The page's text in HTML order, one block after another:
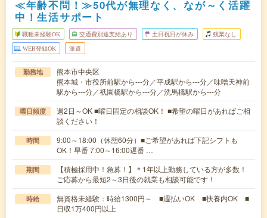
≪年齢不問！≫50代が無理なく、なが～く活躍
中！生活サポート
職種未経験OK 交通費別途支給あり 土日祝日が休み 残業なし
WEB登録OK 派遣
勤務地
熊本市中央区
熊本城・市役所前駅から---分／平成駅から---分／味噌天神前
駅から---分／祇園橋駅から---分／洗馬橋駅から---分
曜日頻度
週2日～OK ■曜日固定の相談OK！ ■希望の曜日があればご相
談ください！
時間
9:00～18:00（休憩60分）■ご希望があれば下記シフトも
OK！早番 7:00～16:00遅番 …
期間
【積極採用中！急募！】＊1年以上勤務している方が多数！
ご応募から最短2～3日後の就業も相談可能です！
時給
無資格未経験：時給1300円～ ■週払いOK ■扶養内OK ■
日収1万400円以上